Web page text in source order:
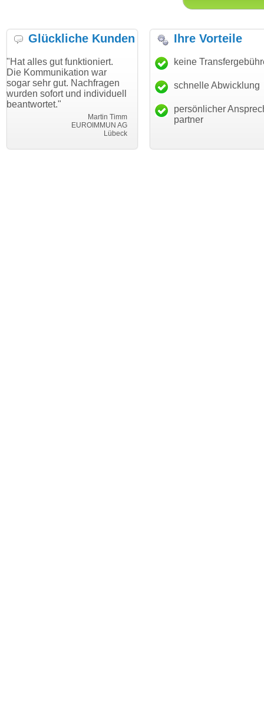
Glückliche Kunden
funktioniert.
war
Nachfragen
und individuell
"Danke für den schnellen
Transfer und guten Service!"
Thomas Schäfer
i can eckert communication GmbH
"Ich bin
haben.
mein
Ihre Vorteile
keine
schnelle Abwicklung
persönlicher
partner